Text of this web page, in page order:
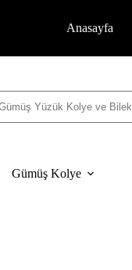
Anasayfa
Gümüş Kolye